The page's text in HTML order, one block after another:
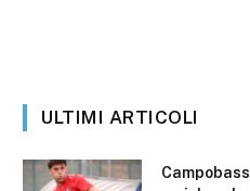
ULTIMI ARTICOLI